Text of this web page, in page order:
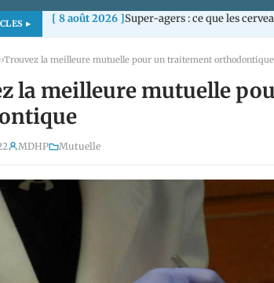
[ 8 août 2026 ]Super-agers : ce que les
›Trouvez la meilleure mutuelle pour un traitement orthodontique
la meilleure mutuelle
MDHP Mutuelle